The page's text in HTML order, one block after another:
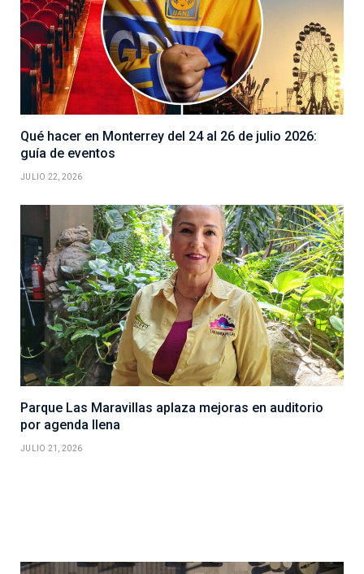
Qué hacer en Monterrey del 24 al 26 de julio 2026:
guía de eventos
JULIO 22, 2026
Parque Las Maravillas aplaza mejoras en auditorio
por agenda llena
JULIO 21, 2026